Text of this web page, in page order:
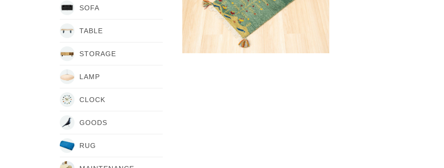
SOFA
TABLE
STORAGE
LAMP
CLOCK
GOODS
RUG